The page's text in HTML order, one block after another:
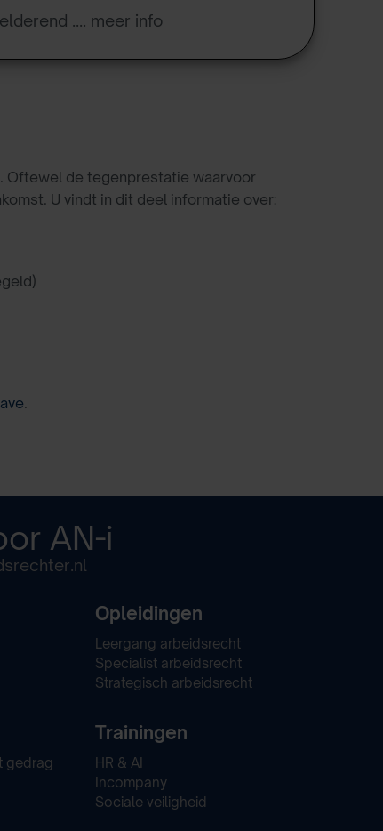
.... meer info
Oftewel de tegenprestatie waarvoor
U vindt in dit deel informatie over:
.
AN-i
gedrag
Opleidingen
Leergang arbeidsrecht
Specialist arbeidsrecht
Strategisch arbeidsrecht
Trainingen
HR & AI
Incompany
Sociale veiligheid